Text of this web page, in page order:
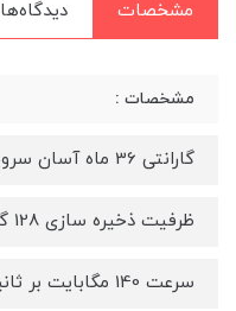
مشخصات دیدگاه‌ها
مشخصات :
گارانتی 36 ماه آسان سرویس
ظرفیت ذخیره سازی 128 گیگابایت
سرعت 140 مگابایت بر ثانیه